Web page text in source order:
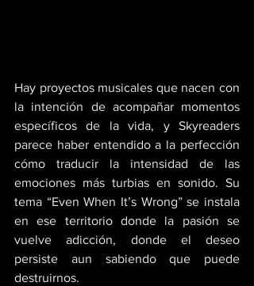
Hay proyectos musicales que nacen con
la intención de acompañar momentos
específicos de la vida, y Skyreaders
parece haber entendido a la perfección
cómo traducir la intensidad de las
emociones más turbias en sonido. Su
tema “Even When It’s Wrong” se instala
en ese territorio donde la pasión se
vuelve adicción, donde el deseo
persiste aun sabiendo que puede
destruirnos.